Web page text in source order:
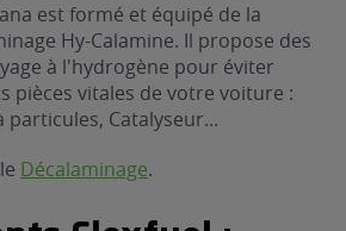
est formé et équipé de la
Hy-Calamine. Il propose des
à l'hydrogène pour éviter
pièces vitales de votre voiture :
particules, Catalyseur...
Décalaminage.